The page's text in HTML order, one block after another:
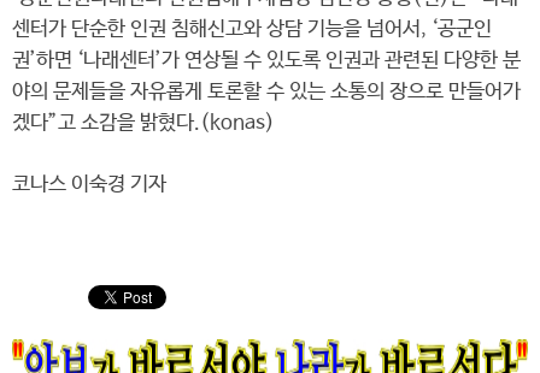
센터가 단순한 인권 침해신고와 상담 기능을 넘어서, ‘공군인
권’하면 ‘나래센터’가 연상될 수 있도록 인권과 관련된 다양한 분
야의 문제들을 자유롭게 토론할 수 있는 소통의 장으로 만들어가
겠다”고 소감을 밝혔다.(konas)
코나스 이숙경 기자